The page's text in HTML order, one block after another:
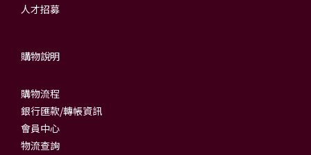
人才招募
購物說明
購物流程
銀行匯款/轉帳資訊
會員中心
物流查詢